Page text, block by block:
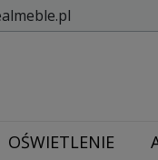
OŚWIETLENIE